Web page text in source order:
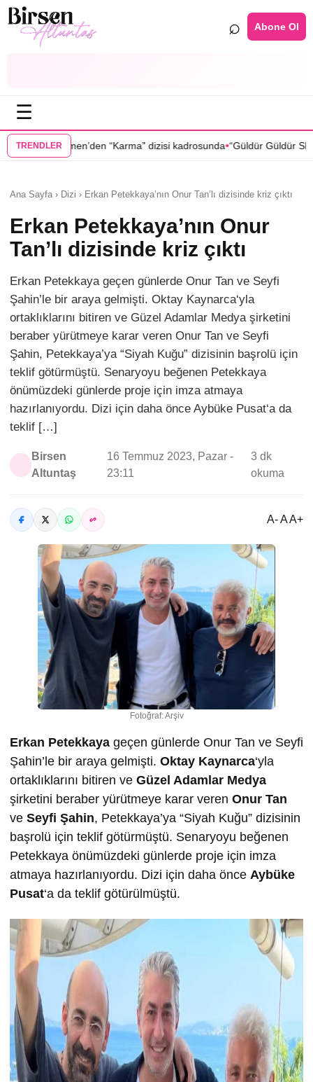
⌕ Abone Ol
☰
TRENDLER
“Karma” dizisi kadrosunda•“Güldür Güldür Show”un yıldızları
Ana Sayfa › Dizi › Erkan Petekkaya’nın Onur Tan’lı dizisinde kriz çıktı
Erkan Petekkaya’nın Onur
Tan’lı dizisinde kriz çıktı
Erkan Petekkaya geçen günlerde Onur Tan ve Seyfi
Şahin’le bir araya gelmişti. Oktay Kaynarca‘yla
ortaklıklarını bitiren ve Güzel Adamlar Medya şirketini
beraber yürütmeye karar veren Onur Tan ve Seyfi
Şahin, Petekkaya’ya “Siyah Kuğu” dizisinin başrolü için
teklif götürmüştü. Senaryoyu beğenen Petekkaya
önümüzdeki günlerde proje için imza atmaya
hazırlanıyordu. Dizi için daha önce Aybüke Pusat‘a da
teklif […]
Birsen
Altuntaş
16 Temmuz 2023, Pazar -
23:11
3 dk
okuma
A- A A+
Fotoğraf: Arşiv
Erkan Petekkaya geçen günlerde Onur Tan ve Seyfi
Şahin’le bir araya gelmişti. Oktay Kaynarca‘yla
ortaklıklarını bitiren ve Güzel Adamlar Medya
şirketini beraber yürütmeye karar veren Onur Tan
ve Seyfi Şahin, Petekkaya’ya “Siyah Kuğu” dizisinin
başrolü için teklif götürmüştü. Senaryoyu beğenen
Petekkaya önümüzdeki günlerde proje için imza
atmaya hazırlanıyordu. Dizi için daha önce Aybüke
Pusat‘a da teklif götürülmüştü.